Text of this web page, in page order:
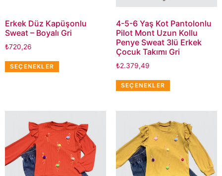
Erkek Düz Kapüşonlu
Sweat – Boyalı Gri
₺720,26
SEÇENEKLER
4-5-6 Yaş Kot Pantolonlu
Pilot Mont Uzun Kollu
Penye Sweat 3lü Erkek
Çocuk Takımı Gri
₺2.379,49
SEÇENEKLER